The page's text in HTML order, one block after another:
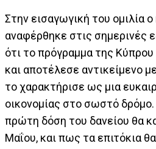
Στην εισαγωγική του ομιλία
αναφέρθηκε στις σημερινές
ότι το πρόγραμμα της Κύπρου
και αποτέλεσε αντικείμενο
το χαρακτήρισε ως μια
οικονομίας στο σωστό
πρώτη δόση του δανείου θα
Μαΐου, και πως τα επιτόκια